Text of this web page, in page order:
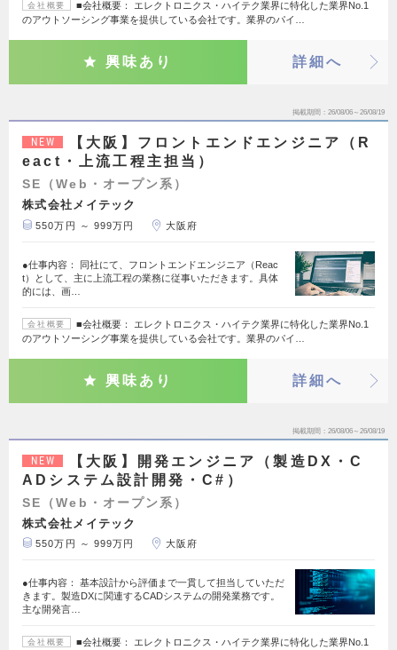
会社概要
■会社概要： エレクトロニクス・ハイテク業界に特化した業界No.1
のアウトソーシング事業を提供している会社です。業界のパイ…
興味あり 詳細へ
掲載期間 26/08/06～26/08/19
NEW
【大阪】フロントエンドエンジニア（R
eact・上流工程主担当）
SE（Web・オープン系）
株式会社メイテック
550万円 ～ 999万円 大阪府
●仕事内容： 同社にて、フロントエンドエンジニア（Reac
t）として、主に上流工程の業務に従事いただきます。具体
的には、画…
会社概要
■会社概要： エレクトロニクス・ハイテク業界に特化した業界No.1
のアウトソーシング事業を提供している会社です。業界のパイ…
興味あり 詳細へ
掲載期間 26/08/06～26/08/19
NEW
【大阪】開発エンジニア（製造DX・C
ADシステム設計開発・C#）
SE（Web・オープン系）
株式会社メイテック
550万円 ～ 999万円 大阪府
●仕事内容： 基本設計から評価まで一貫して担当していただ
きます。製造DXに関連するCADシステムの開発業務です。
主な開発言…
会社概要
■会社概要： エレクトロニクス・ハイテク業界に特化した業界No.1